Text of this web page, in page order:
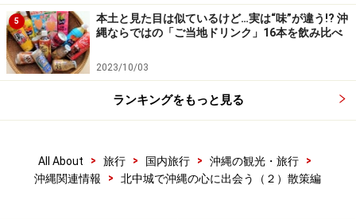
5
本土と見た目は似ているけど…実は“味”が違う!? 沖
縄ならではの「ご当地ドリンク」16本を飲み比べ
2023/10/03
ランキングをもっと見る
All About > 旅行 > 国内旅行 > 沖縄の観光・旅行
>
沖縄関連情報
> 北中城で沖縄の心に出会う（２）散策編